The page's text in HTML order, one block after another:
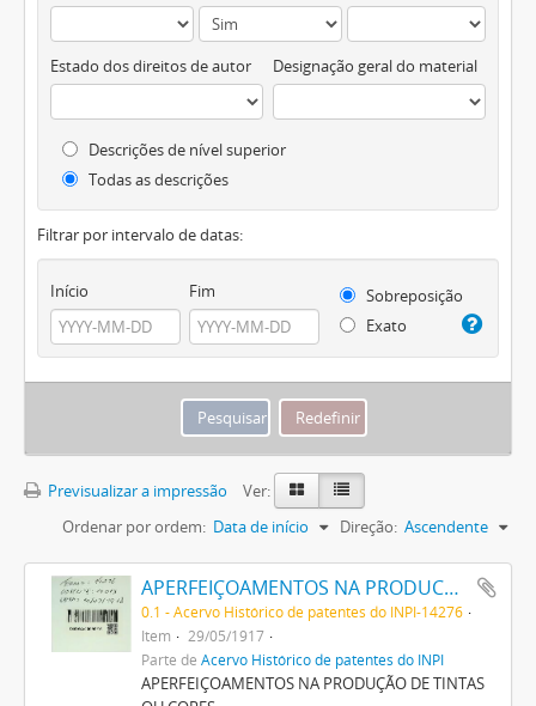
Estado dos direitos de autor Designação geral do material
Descrições de nível superior
Todas as descrições
Filtrar por intervalo de datas:
Início Fim
Sobreposição
Exato
Previsualizar a impressão
Ver:
Ordenar por ordem: Data de início Direção: Ascendente
APERFEIÇOAMENTOS NA PRODUCÇÃO DE TINTAS OU CORES
0.1 - Acervo Histórico de patentes do INPI-14276
Item
29/05/1917
Parte de Acervo Histórico de patentes do INPI
APERFEIÇOAMENTOS NA PRODUÇÃO DE TINTAS